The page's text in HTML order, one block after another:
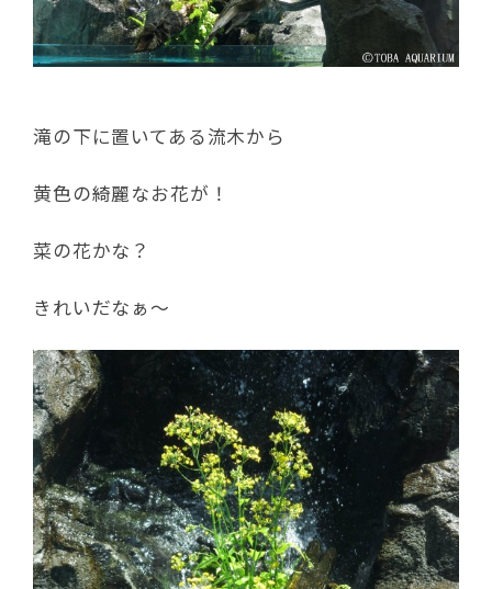
滝の下に置いてある流木から
黄色の綺麗なお花が！
菜の花かな？
きれいだなぁ～